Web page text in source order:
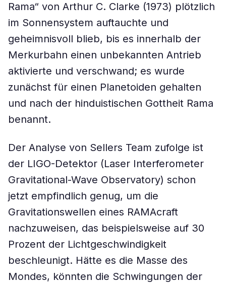
Rama“ von Arthur C. Clarke (1973) plötzlich
im Sonnensystem auftauchte und
geheimnisvoll blieb, bis es innerhalb der
Merkurbahn einen unbekannten Antrieb
aktivierte und verschwand; es wurde
zunächst für einen Planetoiden gehalten
und nach der hinduistischen Gottheit Rama
benannt.
Der Analyse von Sellers Team zufolge ist
der LIGO-Detektor (Laser Interferometer
Gravitational-Wave Observatory) schon
jetzt empfindlich genug, um die
Gravitationswellen eines RAMAcraft
nachzuweisen, das beispielsweise auf 30
Prozent der Lichtgeschwindigkeit
beschleunigt. Hätte es die Masse des
Mondes, könnten die Schwingungen der